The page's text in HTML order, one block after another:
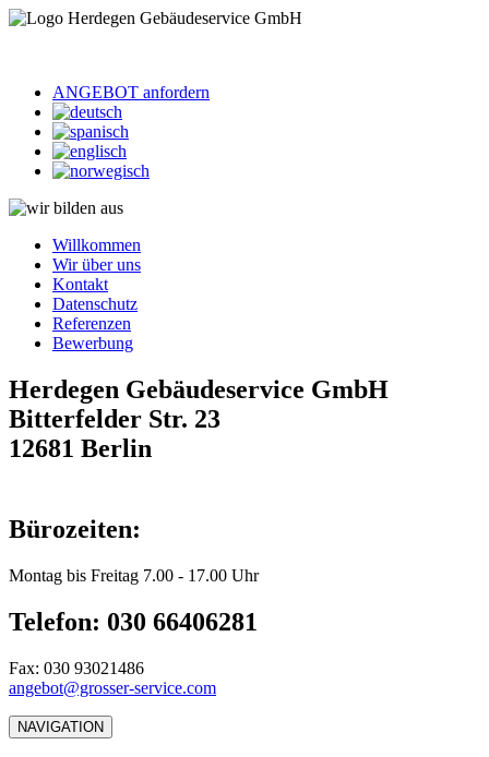
ANGEBOT anfordern
Willkommen
Wir über uns
Kontakt
Datenschutz
Referenzen
Bewerbung
Herdegen Gebäudeservice GmbH
Bitterfelder Str. 23
12681 Berlin
Bürozeiten:
Montag bis Freitag 7.00 - 17.00 Uhr
Telefon: 030 66406281
Fax: 030 93021486
angebot@grosser-service.com
NAVIGATION